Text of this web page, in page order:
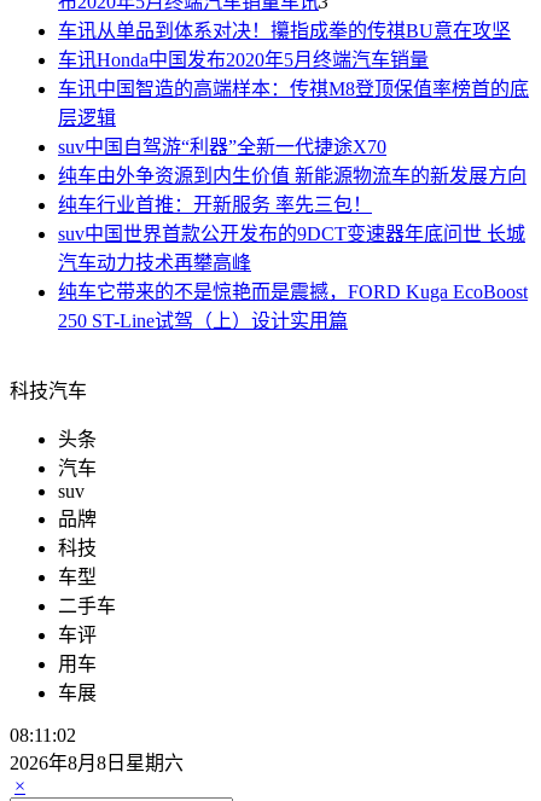
车讯从单品到体系对决！攥指成拳的传祺BU意在攻坚
车讯Honda中国发布2020年5月终端汽车销量
车讯中国智造的高端样本：传祺M8登顶保值率榜首的底
层逻辑
suv中国 自驾游“利器”全新一代捷途X70
纯车由外争资源到内生价值 新能源物流车的新发展方向
纯车行业首推：开新服务 率先三包！
suv中国世界首款公开发布的9DCT变速器年底问世 长城
汽车动力技术再攀高峰
纯车它带来的不是惊艳而是震撼，FORD Kuga EcoBoost
250 ST-Line试驾（上）设计实用篇
科技汽车
头条
汽车
suv
品牌
科技
车型
二手车
车评
用车
车展
08:11:03
2026年8月8日星期六
×